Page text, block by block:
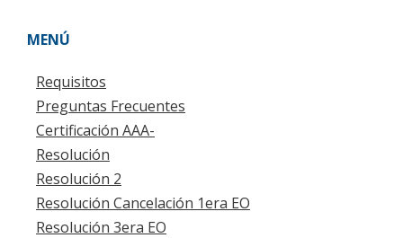
MENÚ
Requisitos
Preguntas Frecuentes
Certificación AAA-
Resolución
Resolución 2
Resolución Cancelación 1era EO
Resolución 3era EO